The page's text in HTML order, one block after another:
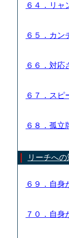
６４．リ
６５．カ
６６．対
６７．ス
６８．孤
リーチへの
６９．自
７０．自